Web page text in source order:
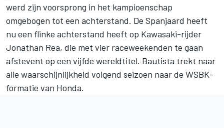
werd zijn voorsprong in het kampioenschap
omgebogen tot een achterstand. De Spanjaard heeft
nu een flinke achterstand heeft op Kawasaki-rijder
Jonathan Rea, die met vier raceweekenden te gaan
afstevent op een vijfde wereldtitel. Bautista trekt naar
alle waarschijnlijkheid volgend seizoen naar de WSBK-
formatie van Honda.